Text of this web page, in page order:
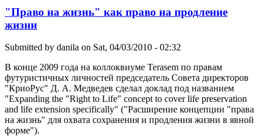
"Право на жизнь" как право на продление
жизни
Submitted by danila on Sat, 04/03/2010 - 02:32
В конце 2009 года на коллоквиуме Terasem по правам
футуристичных личностей председатель Совета директоров
"КриоРус" Д. А. Медведев сделал доклад под названием
"Expanding the "Right to Life" concept to cover life preservation
and life extension specifically" ("Расширение концепции "права
на жизнь" для охвата сохранения и продления жизни в явной
форме").